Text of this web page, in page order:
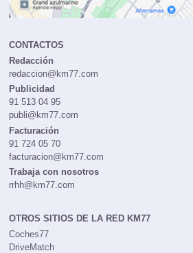
CONTACTOS
Redacción
redaccion@km77.com
Publicidad
91 513 04 95
publi@km77.com
Facturación
91 724 05 70
facturacion@km77.com
Trabaja con nosotros
rrhh@km77.com
OTROS SITIOS DE LA RED KM77
Coches77
DriveMatch